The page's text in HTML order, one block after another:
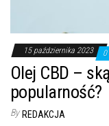
15 października 2023 0
Olej CBD –
popularność?
By REDAKCJA